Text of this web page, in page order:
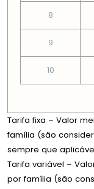
8
9
10
Tarifa fixa – Valor
família (são
sempre que
Tarifa variável –
por família (são